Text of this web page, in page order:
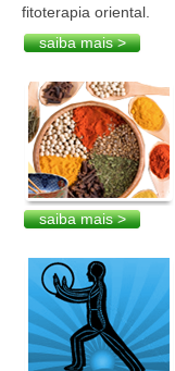
fitoterapia oriental.
saiba mais >
saiba mais >